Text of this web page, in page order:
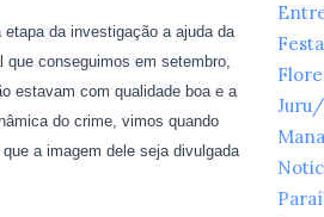
da investigação a ajuda da
que conseguimos em setembro,
estavam com qualidade boa e a
do crime, vimos quando
a imagem dele seja divulgada